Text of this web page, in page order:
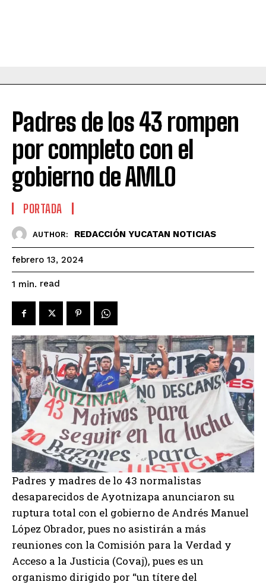
Padres de los 43 rompen
por completo con el
gobierno de AMLO
PORTADA
AUTHOR: REDACCIÓN YUCATAN NOTICIAS
febrero 13, 2024
1 min. read
Padres y madres de lo 43 normalistas
desaparecidos de Ayotnizapa anunciaron su
ruptura total con el gobierno de Andrés Manuel
López Obrador, pues no asistirán a más
reuniones con la Comisión para la Verdad y
Acceso a la Justicia (Covaj), pues es un
organismo dirigido por “un títere del